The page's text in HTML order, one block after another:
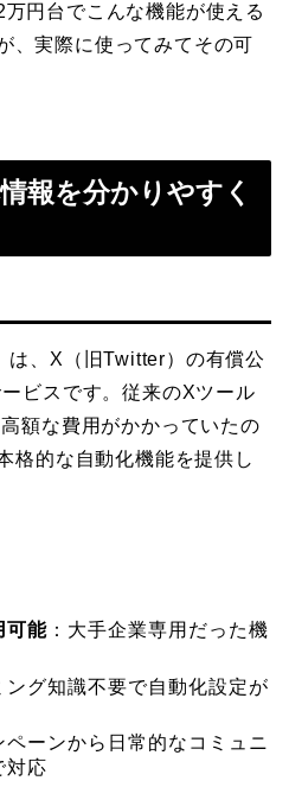
円台でこんな機能が使える
、実際に使ってみてその可
報を分かりやすく
は、X（旧Twitter）の有償公
ビスです。従来のXツール
額な費用がかかっていたの
格的な自動化機能を提供し
可能 ：大手企業専用だった機
ング知識不要で自動化設定が
ペーンから日常的なコミュニ
対応